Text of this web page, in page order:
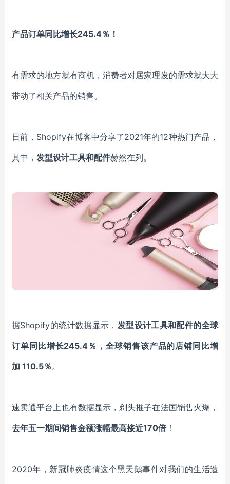
产品订单同比增长245.4％！
有需求的地方就有商机，消费者对居家理发的需求就大大
带动了相关产品的销售。
日前， Shopify在博客中分享了2021年的12种热门产品，
其中， 发型设计工具和配件赫然在列。
据Shopify的统计数据显示， 发型设计工具和配件的全球
订单同比增长245.4％，全球销售该产品的店铺同比增
加 110.5％。
速卖通平台上也有数据显示，剃头推子在法国销售火爆，
去年五一期间销售金额涨幅最高接近170倍！
2020年，新冠肺炎疫情这个黑天鹅事件对我们的生活造